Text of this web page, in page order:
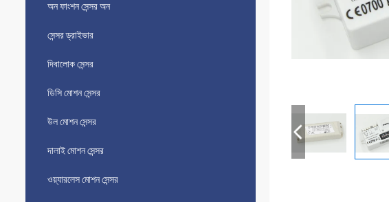
অন ​​ফাংশন সেন্সর অন
সেন্সর ড্রাইভার
দিবালোক সেন্সর
ডিসি মোশন সেন্সর
উল মোশন সেন্সর
দালাই মোশন সেন্সর
ওয়্যারলেস মোশন সেন্সর